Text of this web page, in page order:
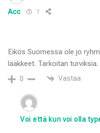
Acc 7
Eikös Suomessa ole jo
lääkkeet. Tarkoitan turviksia.
0 Vastaa
Voi että kun voi olla